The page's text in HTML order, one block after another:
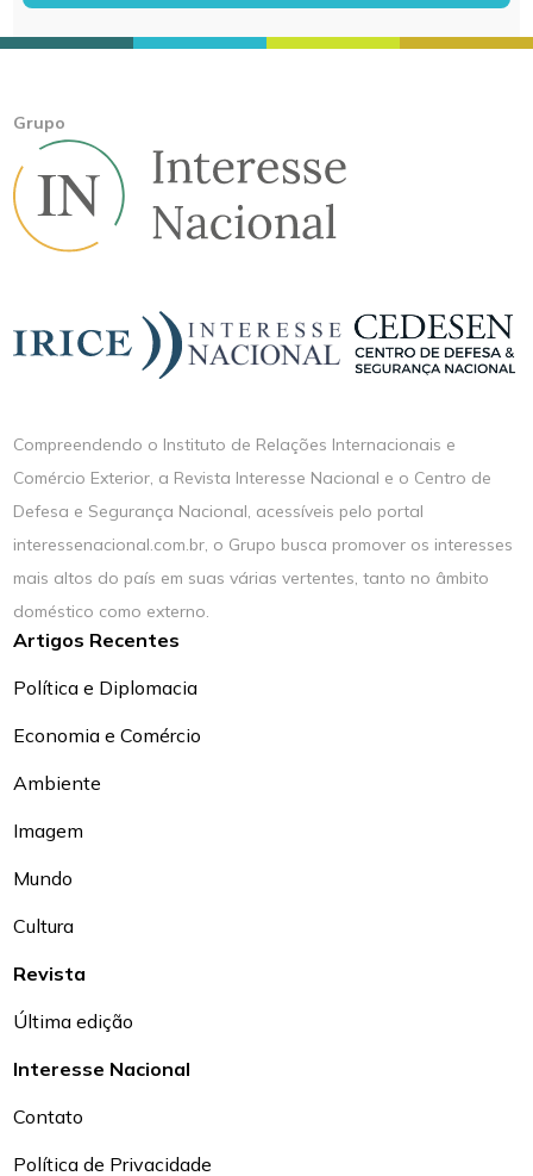
Grupo
Compreendendo o Instituto de Relações Internacionais e
Comércio Exterior, a Revista Interesse Nacional e o Centro de
Defesa e Segurança Nacional, acessíveis pelo portal
interessenacional.com.br, o Grupo busca promover os interesses
mais altos do país em suas várias vertentes, tanto no âmbito
doméstico como externo.
Artigos Recentes
Política e Diplomacia
Economia e Comércio
Ambiente
Imagem
Mundo
Cultura
Revista
Última edição
Interesse Nacional
Contato
Política de Privacidade